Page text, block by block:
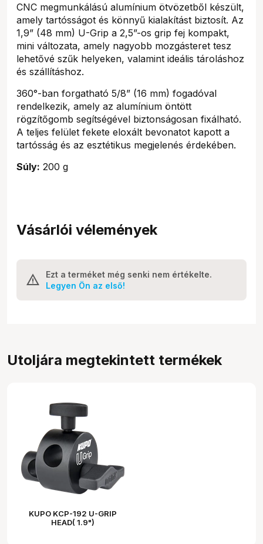
CNC megmunkálású alumínium ötvözetből készült,
amely tartósságot és könnyű kialakítást biztosít. Az
1,9” (48 mm) U-Grip a 2,5”-os grip fej kompakt,
mini változata, amely nagyobb mozgásteret tesz
lehetővé szűk helyeken, valamint ideális tároláshoz
és szállításhoz.
360°-ban forgatható 5/8” (16 mm) fogadóval
rendelkezik, amely az alumínium öntött
rögzítőgomb segítségével biztonságosan fixálható.
A teljes felület fekete eloxált bevonatot kapott a
tartósság és az esztétikus megjelenés érdekében.
Súly: 200 g
Vásárlói vélemények
Ezt a terméket még senki nem értékelte.
Legyen Ön az első!
Utoljára megtekintett termékek
KUPO KCP-192 U-GRIP
HEAD( 1.9")